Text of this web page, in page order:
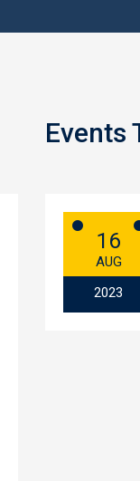
Events
16
AUG
2023